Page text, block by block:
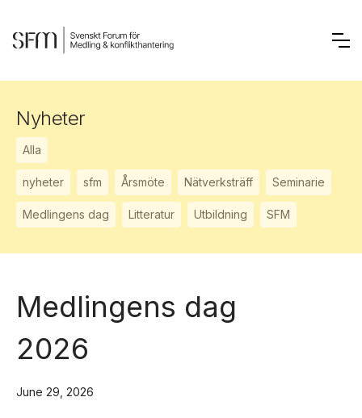
Nyheter
Alla
nyheter sfm Årsmöte Nätverksträff Seminarie
Medlingens dag Litteratur Utbildning SFM
Medlingens dag
2026
June 29, 2026